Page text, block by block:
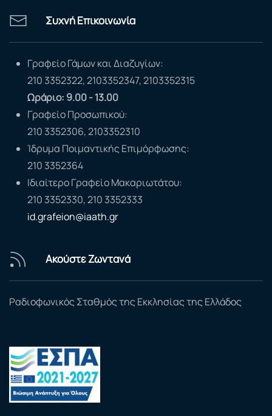
Συχνή Επικοινωνία
Γραφείο Γάμων και Διαζυγίων:
210 3352322, 2103352347, 2103352315
Ωράριο: 9.00 - 13.00
Γραφείο Προσωπικού:
210 3352306, 2103352310
Ίδρυμα Ποιμαντικής Επιμόρφωσης:
210 3352364
Ιδιαίτερο Γραφείο Μακαριωτάτου:
210 3352330, 210 3352333
id.grafeion@iaath.gr
Ακούστε Ζωντανά
Ραδιοφωνικός Σταθμός της Εκκλησίας της Ελλάδος